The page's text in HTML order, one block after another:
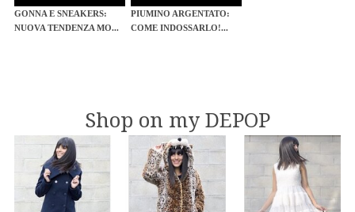
GONNA E SNEAKERS:
NUOVA TENDENZA MO...
PIUMINO ARGENTATO:
COME INDOSSARLO!...
Shop on my DEPOP